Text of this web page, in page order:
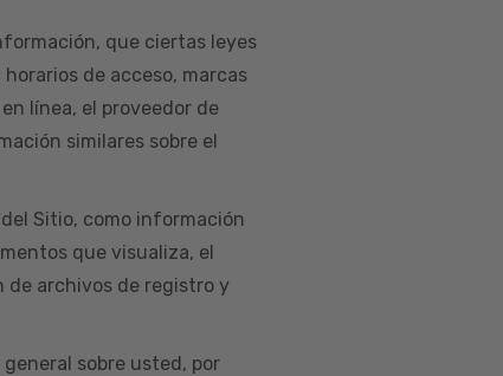
que ciertas leyes
de acceso, marcas
línea, el proveedor de
similares sobre el
Sitio, como información
que visualiza, el
archivos de registro y
sobre usted, por